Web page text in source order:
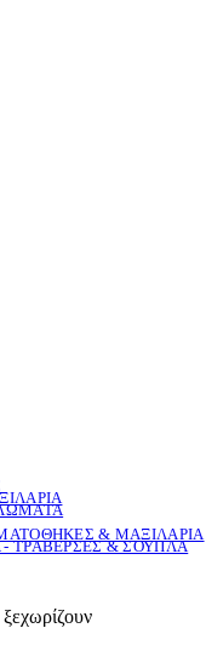
& ΜΑΞΙΛΑΡΙΑ
ΤΡΑΒΕΡΣΕΣ & ΣΟΥΠΛΑ